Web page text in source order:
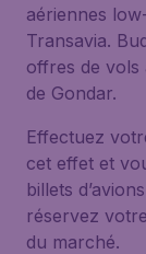
aériennes
Transavia.
offres de vols
de Gondar.
Effectuez
cet effet et
billets
réservez
du marché.